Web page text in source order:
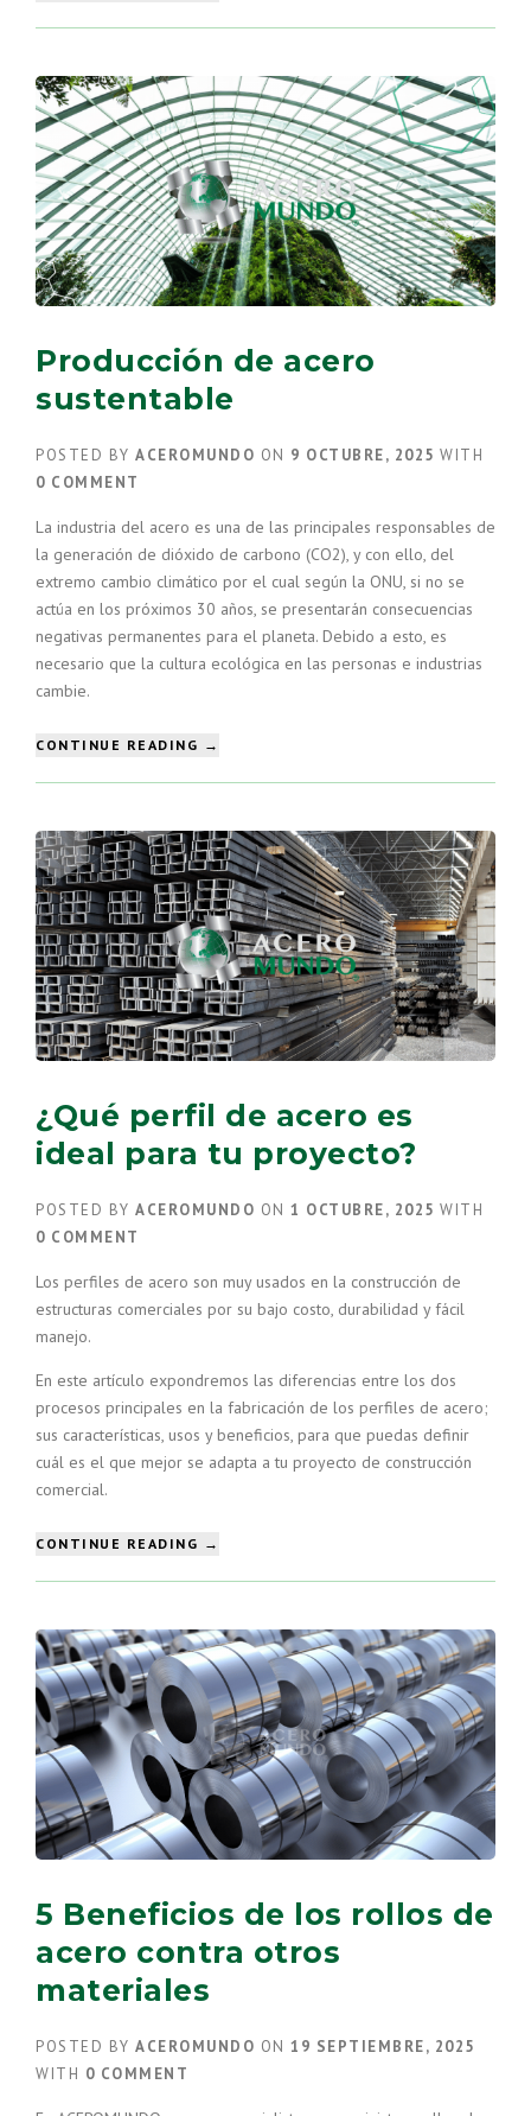
PROCESO
DE
ELECTROSOLDADO?”
Producción de acero
sustentable
POSTED BY ACEROMUNDO ON 9 OCTUBRE, 2025 WITH
0 COMMENT
La industria del acero es una de las principales responsables de
la generación de dióxido de carbono (CO2), y con ello, del
extremo cambio climático por el cual según la ONU, si no se
actúa en los próximos 30 años, se presentarán consecuencias
negativas permanentes para el planeta. Debido a esto, es
necesario que la cultura ecológica en las personas e industrias
cambie.
CONTINUE READING “PRODUCCIÓN
→
¿Qué perfil de acero es
ideal para tu proyecto?
POSTED BY ACEROMUNDO ON 1 OCTUBRE, 2025 WITH
0 COMMENT
Los perfiles de acero son muy usados en la construcción de
estructuras comerciales por su bajo costo, durabilidad y fácil
manejo.
En este artículo expondremos las diferencias entre los dos
procesos principales en la fabricación de los perfiles de acero;
sus características, usos y beneficios, para que puedas definir
cuál es el que mejor se adapta a tu proyecto de construcción
comercial.
CONTINUE READING “¿QUÉ
ES
IDEAL
PARA
TU
PROYECTO?”
→
5 Beneficios de los rollos de
acero contra otros
materiales
POSTED BY ACEROMUNDO ON 19 SEPTIEMBRE, 2025
WITH 0 COMMENT